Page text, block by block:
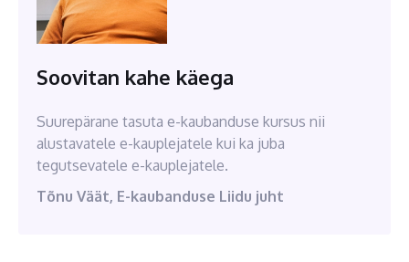
Soovitan kahe käega
Suurepärane tasuta e-kaubanduse kursus nii
alustavatele e-kauplejatele kui ka juba
tegutsevatele e-kauplejatele.
Tõnu Väät, E-kaubanduse Liidu juht